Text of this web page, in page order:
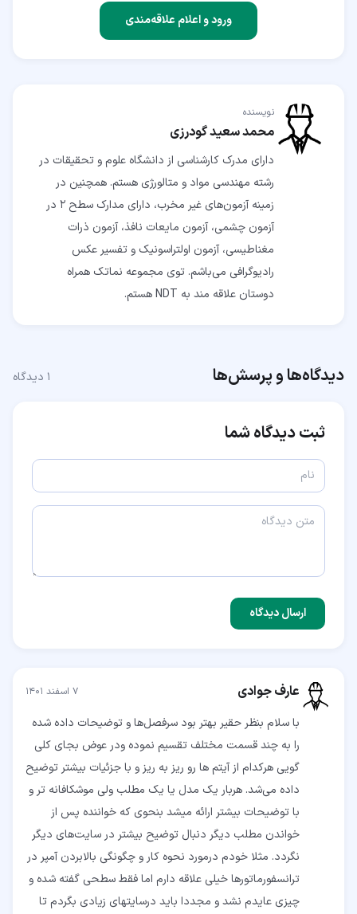
ورود و اعلام علاقه‌مندی
نویسنده
محمد سعید گودرزی
دارای مدرک کارشناسی از دانشگاه علوم و تحقیقات در
رشته مهندسی مواد و متالورژی هستم. همچنین در
زمینه آزمون‌های غیر مخرب، دارای مدارک سطح ۲ در
آزمون چشمی، آزمون مایعات نافذ،‌ آزمون ذرات
مغناطیسی، آزمون اولتراسونیک و تفسیر عکس
رادیوگرافی می‌باشم. توی مجموعه نماتک همراه
دوستان علاقه مند به NDT هستم.
دیدگاه‌ها و پرسش‌ها ۱ دیدگاه
ثبت دیدگاه شما
ارسال دیدگاه
عارف جوادی ۷ اسفند ۱۴۰۱
با سلام بنظر حقیر بهتر بود سرفصل‌ها و توضیحات داده شده
را به چند قسمت مختلف تقسیم نموده ودر عوض بجای کلی
گویی هرکدام از آیتم ها رو ریز به ریز و با جزئیات بیشتر توضیح
داده می‌شد. هربار یک مدل یا یک مطلب ولی موشکافانه تر و
با توضیحات بیشتر ارائه میشد بنحوی که خواننده پس از
خواندن مطلب دیگر دنبال توضیح بیشتر در سایت‌های دیگر
نگردد. مثلا خودم درمورد نحوه کار و چگونگی بالابردن آمپر در
ترانسفورماتورها خیلی علاقه دارم اما فقط سطحی گفته شده و
چیزی عایدم نشد و مجددا باید درسایتهای زیادی بگردم تا